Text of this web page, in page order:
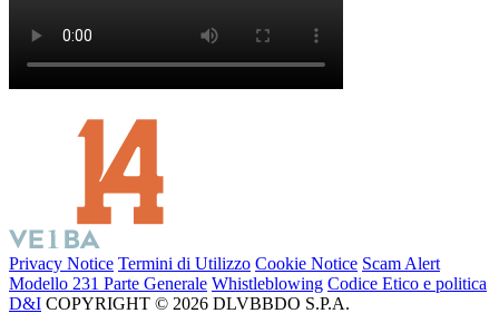
Privacy Notice Termini di Utilizzo Cookie Notice Scam Alert
Modello 231 Parte Generale Whistleblowing Codice Etico e politica
D&I COPYRIGHT © 2026 DLVBBDO S.P.A.